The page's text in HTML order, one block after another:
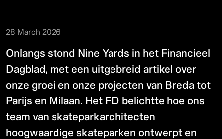
28 March 2026
Onlangs stond Nine Yards in het Financieel
Dagblad, met een uitgebreid artikel over
onze groei en onze projecten van Breda tot
Parijs en Milaan. Het FD belichtte hoe ons
team van skateparkarchitecten
hoogwaardige skateparken ontwerpt en